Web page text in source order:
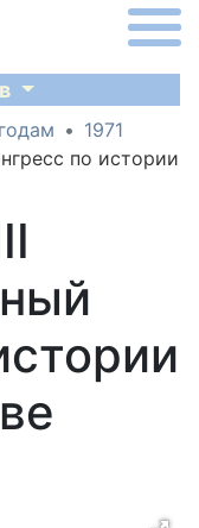
1971
по истории